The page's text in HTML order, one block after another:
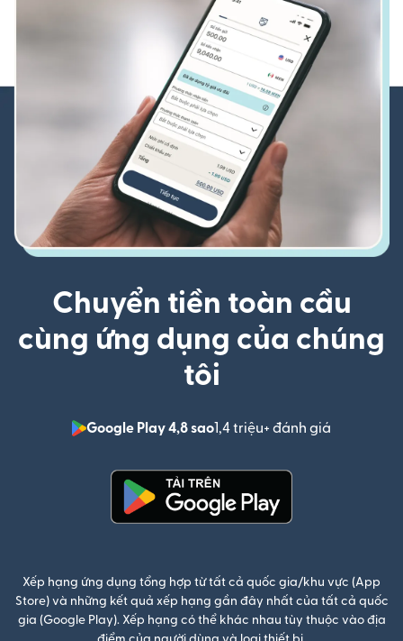
Chuyển tiền toàn cầu
cùng ứng dụng của chúng
tôi
Google Play 4,8 sao1,4 triệu+ đánh giá
Xếp hạng ứng dụng tổng hợp từ tất cả quốc gia/khu vực (App
Store) và những kết quả xếp hạng gần đây nhất của tất cả quốc
gia (Google Play). Xếp hạng có thể khác nhau tùy thuộc vào địa